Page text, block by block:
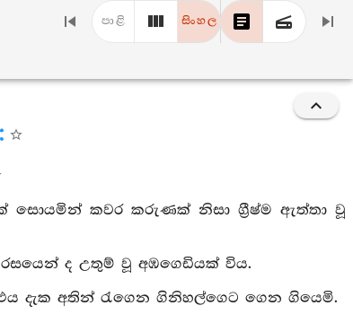
පාළි සිංහල
සොයමින් කවර කරුණක් නිසා ග්‍රීෂ්ම ඇත්තා වූ
රසයෙන් ද උතුම් වූ අඹගෙඩියක් විය.
දැක අතින් රැගෙන ගිනිහල්ගෙට ගෙන ගියෙමි.